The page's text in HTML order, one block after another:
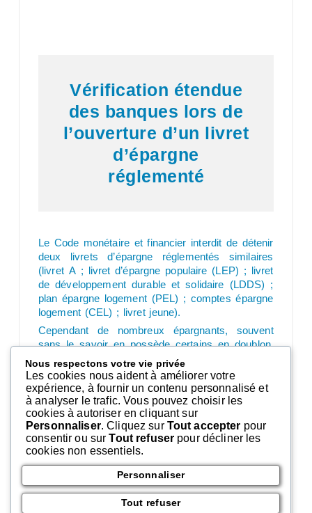
Vérification étendue
des banques lors de
l’ouverture d’un livret
d’épargne
réglementé
Le Code monétaire et financier interdit de détenir
deux livrets d’épargne réglementés similaires
(livret A ; livret d’épargne populaire (LEP) ; livret
de développement durable et solidaire (LDDS) ;
plan épargne logement (PEL) ; comptes épargne
logement (CEL) ; livret jeune).
Cependant de nombreux épargnants, souvent
sans le savoir en possède certains en doublon.
Si seul l’ouverture d’un Livret A était soumis à
vérification depuis 2013, depuis le 1er janvier
2024 les banques ont cette obligation pour les
autres supports d’épargne réglementés.
Elles doivent interroger l’administration fiscale sur
l’existence d’un produit d’épargne similaire ou
refuser l’ouverture du produit si le client s’oppose
En cas de confirmation d’un doublon par
l’administration, la banque doit refuser l’ouverture
jusqu’à ce que le détenteur le ferme.
Nous respectons votre vie privée
Les cookies nous aident à améliorer votre
expérience, à fournir un contenu personnalisé et
à analyser le trafic. Vous pouvez choisir les
cookies à autoriser en cliquant sur
Personnaliser. Cliquez sur Tout accepter pour
consentir ou surTout refuser pour décliner les
cookies non essentiels.
Personnaliser
Tout refuser